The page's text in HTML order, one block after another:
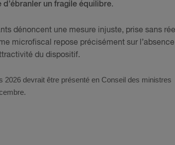
un fragile équilibre.
dénoncent une mesure injuste, prise sans
microfiscal repose précisément sur l’absence
du dispositif.
2026 devrait être présenté en Conseil des ministres